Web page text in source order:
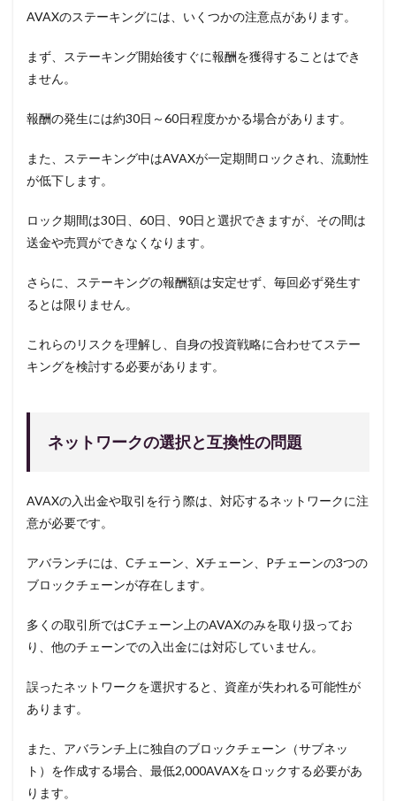
AVAXのステーキングには、いくつかの注意点があります。
まず、ステーキング開始後すぐに報酬を獲得することはでき
ません。
報酬の発生には約30日～60日程度かかる場合があります。
また、ステーキング中はAVAXが一定期間ロックされ、流動性
が低下します。
ロック期間は30日、60日、90日と選択できますが、その間は
送金や売買ができなくなります。
さらに、ステーキングの報酬額は安定せず、毎回必ず発生す
るとは限りません。
これらのリスクを理解し、自身の投資戦略に合わせてステー
キングを検討する必要があります。
ネットワークの選択と互換性の問題
AVAXの入出金や取引を行う際は、対応するネットワークに注
意が必要です。
アバランチには、Cチェーン、Xチェーン、Pチェーンの3つの
ブロックチェーンが存在します。
多くの取引所ではCチェーン上のAVAXのみを取り扱ってお
り、他のチェーンでの入出金には対応していません。
誤ったネットワークを選択すると、資産が失われる可能性が
あります。
また、アバランチ上に独自のブロックチェーン（サブネッ
ト）を作成する場合、最低2,000AVAXをロックする必要があ
ります。